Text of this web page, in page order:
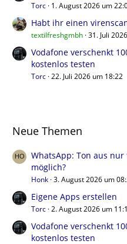
Torc 1. August 2026 um
Habt ihr einen
textilfreshgmbh 31. Juli
Vodafone verschenkt
kostenlos testen
Torc 22. Juli 2026 um 18:22
Neue Themen
WhatsApp: Ton aus
möglich?
Honk 3. August 2026 um
Eigene Apps erstellen
Torc 2. August 2026 um
Vodafone verschenkt
kostenlos testen